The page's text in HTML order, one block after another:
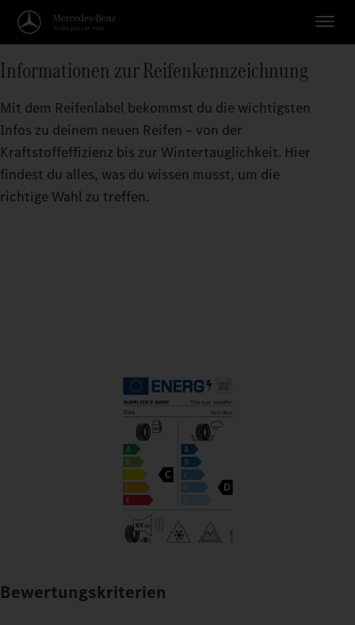
Informationen zur Reifenkennzeichnung
Mit dem Reifenlabel bekommst du die wichtigsten
Infos zu deinem neuen Reifen – von der
Kraftstoffeffizienz bis zur Wintertauglichkeit. Hier
findest du alles, was du wissen musst, um die
richtige Wahl zu treffen.
Bewertungskriterien